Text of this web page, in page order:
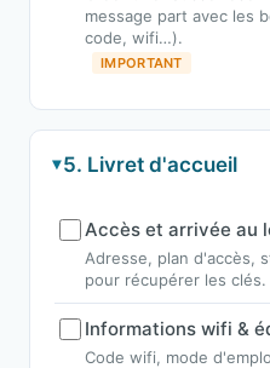
message part avec les
code, wifi…).
IMPORTANT
5. Livret d'accueil
Accès et arrivée au
Adresse, plan d'accès,
pour récupérer les clés.
Informations wifi &
Code wifi, mode